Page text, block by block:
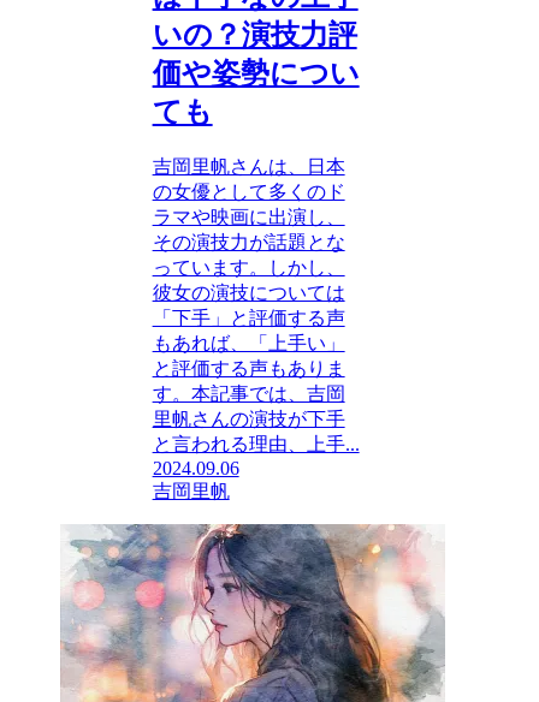
いの？演技力評
価や姿勢につい
ても
吉岡里帆さんは、日本
の女優として多くのド
ラマや映画に出演し、
その演技力が話題とな
っています。しかし、
彼女の演技については
「下手」と評価する声
もあれば、「上手い」
と評価する声もありま
す。本記事では、吉岡
里帆さんの演技が下手
と言われる理由、上手...
2024.09.06
吉岡里帆